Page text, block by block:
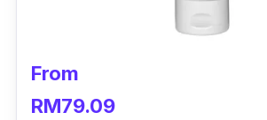
From
RM79.09